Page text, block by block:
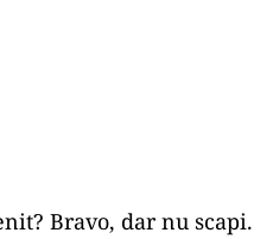
Bravo, dar nu scapi.